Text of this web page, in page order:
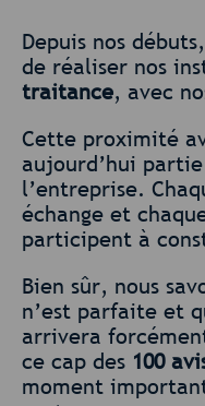
Depuis nos
de réaliser nos
traitance, avec
Cette proximité
aujourd’hui
l’entreprise.
échange et
participent à
Bien sûr, nous
n’est parfaite et
arrivera
ce cap des 100
moment